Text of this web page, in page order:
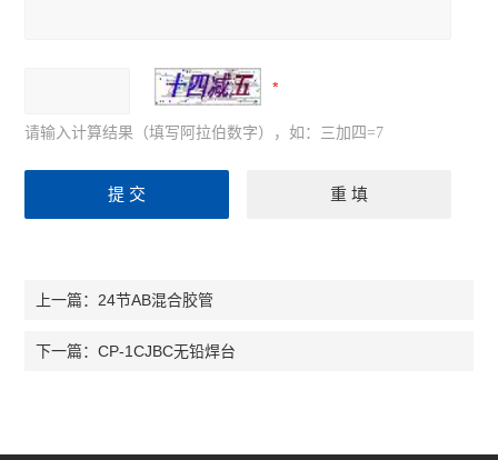
请输入计算结果（填写阿拉伯数字），如：三加四=7
上一篇：24节AB混合胶管
下一篇：CP-1CJBC无铅焊台